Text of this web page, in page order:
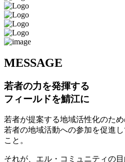
MESSAGE
若者の力を発揮する
フィールドを鯖江に
若者が提案する地域活性化のため
若者の地域活動への参加を促進
こと。
それが、エル・コミュニティの目